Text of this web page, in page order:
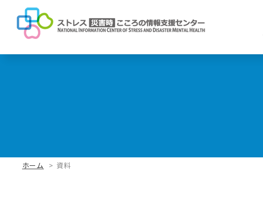
ホーム 資料